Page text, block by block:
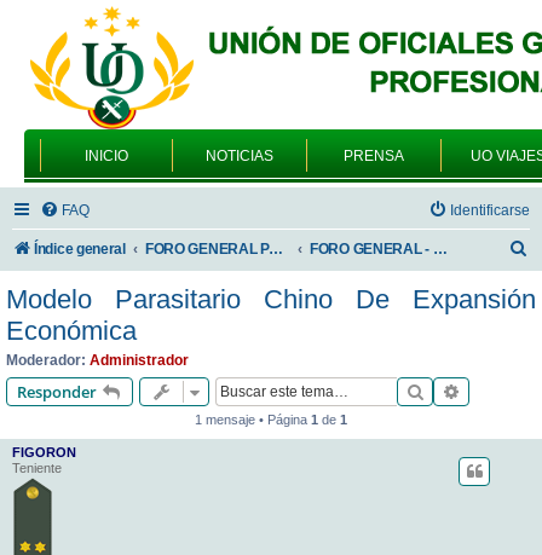
INICIO NOTICIAS PRENSA UO
FAQ Identificarse
Índice general FORO GENERAL PARA TODOS LOS USUARIOS FORO GENERAL - VARIEDADES
s
Modelo Parasitario Chino De Expansión
Económica
Moderador: Administrador
Responder Buscar
1 mensaje • Página 1 de 1
FIGORON
Teniente